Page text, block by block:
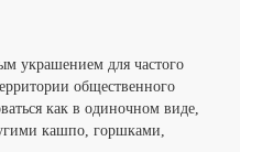
украшением для частого
общественного
как в одиночном виде,
кашпо, горшками,